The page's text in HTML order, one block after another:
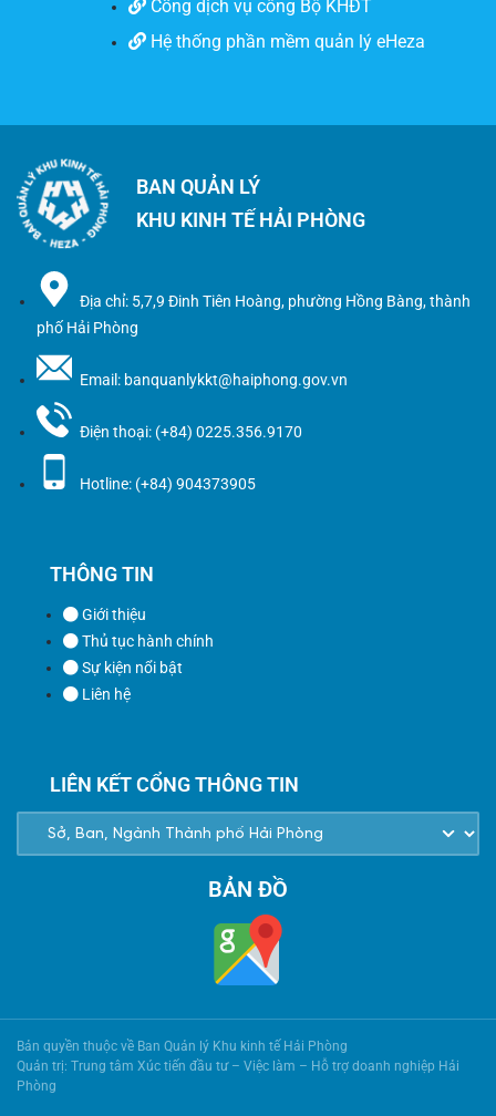
Cổng dịch vụ công Bộ KHĐT
Hệ thống phần mềm quản lý eHeza
BAN QUẢN LÝ
KHU KINH TẾ HẢI PHÒNG
Địa chỉ: 5,7,9 Đinh Tiên Hoàng, phường Hồng Bàng, thành
phố Hải Phòng
Email: banquanlykkt@haiphong.gov.vn
Điện thoại: (+84) 0225.356.9170
Hotline: (+84) 904373905
THÔNG TIN
Giới thiệu
Thủ tục hành chính
Sự kiện nổi bật
Liên hệ
LIÊN KẾT CỔNG THÔNG TIN
BẢN ĐỒ
Bản quyền thuộc về Ban Quản lý Khu kinh tế Hải Phòng
Quản trị: Trung tâm Xúc tiến đầu tư – Việc làm – Hỗ trợ doanh nghiệp Hải
Phòng